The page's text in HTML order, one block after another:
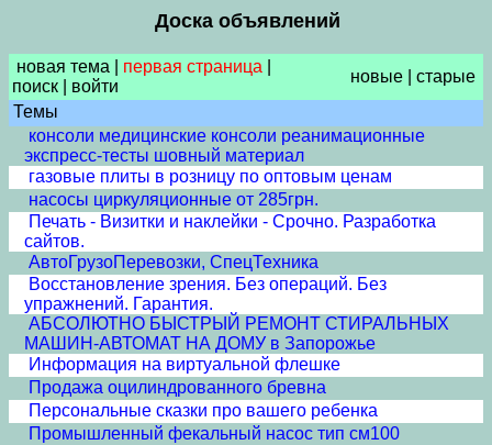
Доска объявлений
новая тема первая страница
поиск
войти
новые
старые
Темы
консоли медицинские консоли реанимационные
экспресс-тесты шовный материал
газовые плиты в розницу по оптовым ценам
насосы циркуляционные от 285грн.
Печать - Визитки и наклейки - Срочно. Разработка
сайтов.
АвтоГрузоПеревозки, СпецТехника
Восстановление зрения. Без операций. Без
упражнений. Гарантия.
АБСОЛЮТНО БЫСТРЫЙ РЕМОНТ СТИРАЛЬНЫХ
МАШИН-АВТОМАТ НА ДОМУ в Запорожье
Информация на виртуальной флешке
Продажа оцилиндрованного бревна
Персональные сказки про вашего ребенка
Промышленный фекальный насос тип см100